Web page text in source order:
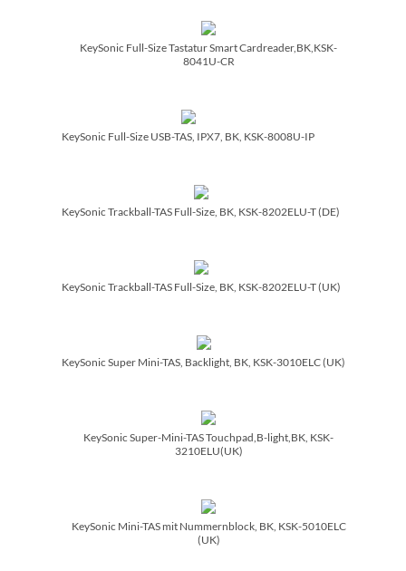
KeySonic Full-Size Tastatur Smart Cardreader,BK,KSK-
8041U-CR
KeySonic Full-Size USB-TAS, IPX7, BK, KSK-8008U-IP
KeySonic Trackball-TAS Full-Size, BK, KSK-8202ELU-T (DE)
KeySonic Trackball-TAS Full-Size, BK, KSK-8202ELU-T (UK)
KeySonic Super Mini-TAS, Backlight, BK, KSK-3010ELC (UK)
KeySonic Super-Mini-TAS Touchpad,B-light,BK, KSK-
3210ELU(UK)
KeySonic Mini-TAS mit Nummernblock, BK, KSK-5010ELC
(UK)